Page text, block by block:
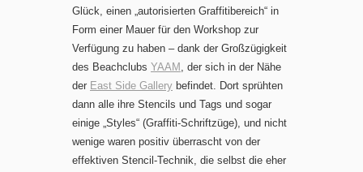
Glück, einen „autorisierten Graffitibereich“ in
Form einer Mauer für den Workshop zur
Verfügung zu haben – dank der Großzügigkeit
des Beachclubs YAAM , der sich in der Nähe
der East Side Gallery befindet. Dort sprühten
dann alle ihre Stencils und Tags und sogar
einige „Styles“ (Graffiti-Schriftzüge), und nicht
wenige waren positiv überrascht von der
effektiven Stencil-Technik, die selbst die eher